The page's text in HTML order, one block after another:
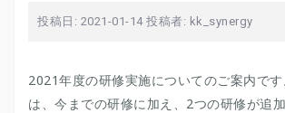
投稿日: 2021-01-14投稿者: kk_synergy
2021年度の研修実施についてのご案内で
は、今までの研修に加え、2つの研修が追